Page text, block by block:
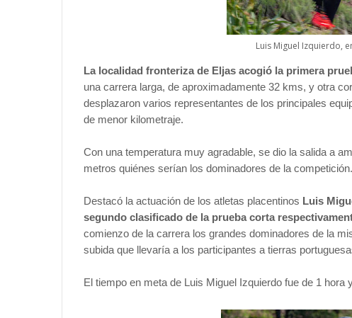
Luis Miguel Izquierdo,
La localidad fronteriza de Eljas acogió la primera
una carrera larga, de aproximadamente 32 kms, y otra
desplazaron varios representantes de los principales
de menor kilometraje.
Con una temperatura muy agradable, se dio la salida a
metros quiénes serían los dominadores de la competición.
Destacó la actuación de los atletas placentinos Luis
segundo clasificado de la prueba corta
comienzo de la carrera los grandes dominadores de la
subida que llevaría a los participantes a tierras
El tiempo en meta de Luis Miguel Izquierdo fue de 1